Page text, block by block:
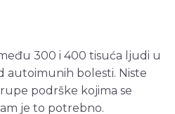
300 i 400 tisuća ljudi u
autoimunih bolesti. Niste
podrške kojima se
je to potrebno.